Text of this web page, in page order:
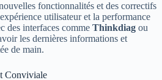
fonctionnalités et des correctifs
utilisateur et la performance
des interfaces comme Thinkdiag ou
les dernières informations et
de main.
Conviviale